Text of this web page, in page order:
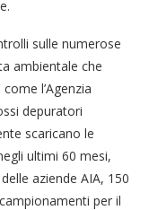
sulle numerose
ambientale che
l’Agenzia
depuratori
scaricano le
ultimi 60 mesi,
aziende AIA, 150
per il